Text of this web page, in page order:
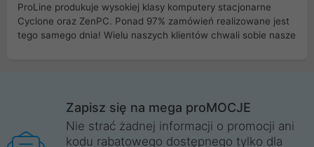
ProLine produkuje wysokiej klasy komputery stacjonarne
Cyclone oraz ZenPC. Ponad 97% zamówień realizowane jest
tego samego dnia! Wielu naszych klientów chwali sobie nasze
Wrocław, Poznań, Legnica, Katowice, Gliwice, Kalisz, Bytom,
Trzebnica, Opole. Szybka i profesjonalna obsługa!
Zapisz się na mega proMOCJE
Nie strać żadnej informacji o promocji ani
kodu rabatowego dostępnego tylko dla